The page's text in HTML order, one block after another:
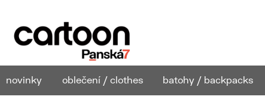
novinky oblečení / clothes batohy / backpacks